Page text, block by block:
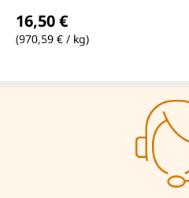
16,50 €
(970,59 € / kg)